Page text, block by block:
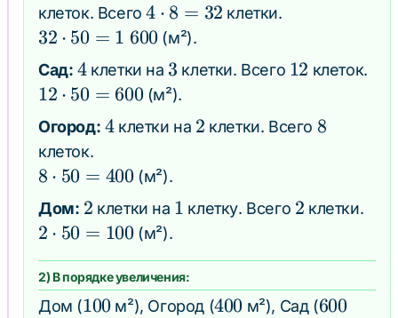
клеток. Всего4
\cdot
8 =
32
4 ⋅ 8 = 32 клетки.
32
\cdot
50 =
1\;600
32 ⋅ 50 = 1 600(м²).
Сад: 4
4клетки на 3
3 клетки. Всего 12
12 клеток.
12
\cdot
50 =
600
12 ⋅ 50 = 600(м²).
Огород: 4
4клетки на 2
2 клетки. Всего 8
8
клеток.
8
\cdot
50 =
400
8 ⋅ 50 = 400(м²).
Дом: 2
2 клетки на 1
1 клетку. Всего 2
2 клетки.
2
\cdot
50 =
100
2 ⋅ 50 = 100(м²).
2) В порядке увеличения:
Дом (100
100м²), Огород (400
400 м²), Сад (600
600